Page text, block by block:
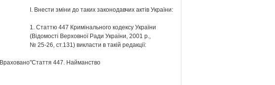
І. Внести зміни до таких законодавчих актів України:
1. Статтю 447 Кримінального кодексу України
(Відомості Верховної Ради України, 2001 р.,
№ 25-26, ст.131) викласти в такій редакції:
Враховано"Стаття 447. Найманство